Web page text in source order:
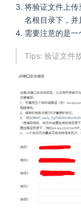
将验证文件上
名根目录下，并
需要注意的是一
Tips: 验证文件